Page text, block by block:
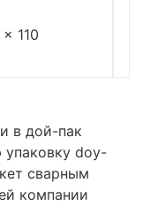
110
в дой-пак
doy-
сварным
компании